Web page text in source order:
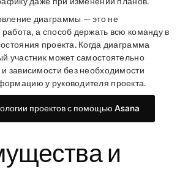
диаграммы — это не
а способ держать всю команду в
проекта. Когда диаграмма
участник может самостоятельно
и зависимости без необходимости
у руководителя проекта.
проектов с помощью Asana
и